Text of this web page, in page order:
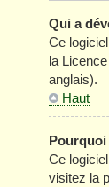
Qui a
Ce
la
anglais).
Haut
Pourquoi
Ce
visitez la